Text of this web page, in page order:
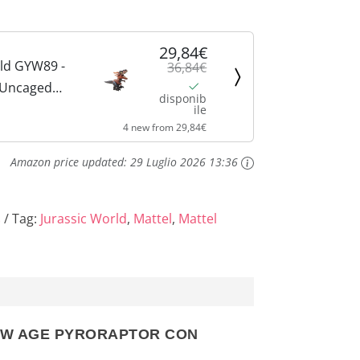
è
2
,
€
GYW89 -
29,84€
36,84€
disponib
ile
4 new from 29,84€
Amazon price updated: 29 Luglio 2026 13:36
Tag: Jurassic World, Mattel, Mattel
AGE PYRORAPTOR CON